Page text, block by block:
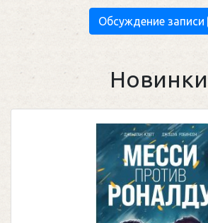
Обсуждение записи
Новинки